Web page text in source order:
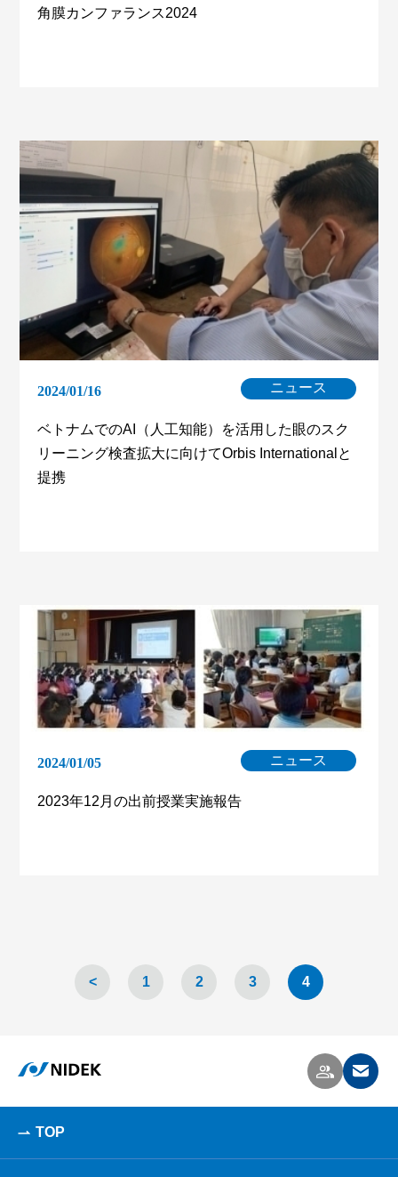
角膜カンファランス2024
2024/01/16 ニュース
ベトナムでのAI（人工知能）を活用した眼のスク
リーニング検査拡大に向けてOrbis Internationalと
提携
2024/01/05 ニュース
2023年12月の出前授業実施報告
< 1 2 3 4
TOP